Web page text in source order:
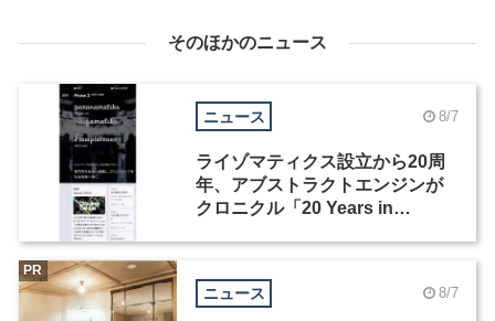
そのほかのニュース
ニュース 8/7
ライゾマティクス設立から20周
年、アブストラクトエンジンが
クロニクル「20 Years in
ニュース 8/7
PR